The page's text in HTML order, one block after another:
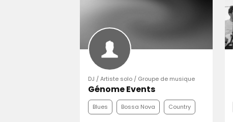
DJ / Artiste solo / Groupe de musique
Génome Events
Blues Bossa Nova Country